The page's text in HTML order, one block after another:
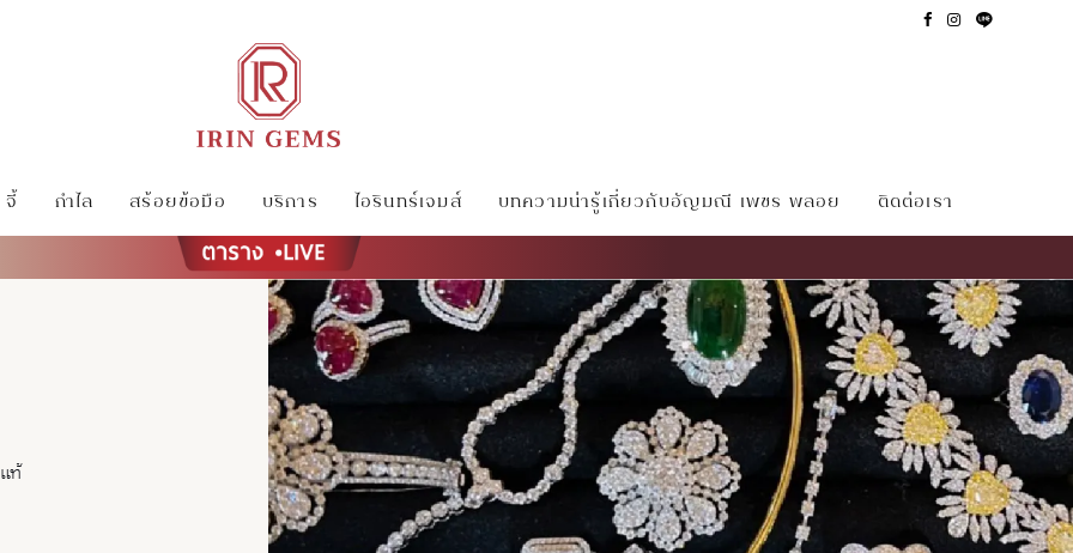
จี้ กำไล สร้อยข้อมือ บริการ ไอรินทร์เจมส์ บทความน่ารู้เกี่ยวกับอัญมณี เพชร พลอย ติดต่อเรา
ท้